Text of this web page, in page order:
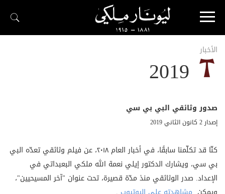
الأخبار
2019
صدور وثائقي البي بي سي
إصدار 2 كانون الثاني 2019
كنّا قد تكلّمنا سابقًا، في أخبار العام ٢٠١٨، عن فيلم وثائقي تعدّه البي
بي سي، ويشارك الدكتور إيلي نعمة الله ملكي البعبداتي في
الإعداد. صدر الوثائقي منذ مدّة قصيرة، تحت عنوان "آخر المسيحيين"،